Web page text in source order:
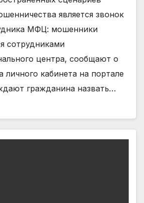
является звонок
МФЦ: мошенники
сотрудниками
центра, сообщают о
личного кабинета на портале
гражданина назвать…